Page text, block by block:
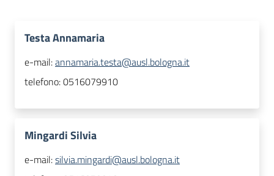
Testa Annamaria
e-mail:annamaria.testa@ausl.bologna.it
telefono:0516079910
Mingardi Silvia
e-mail:silvia.mingardi@ausl.bologna.it